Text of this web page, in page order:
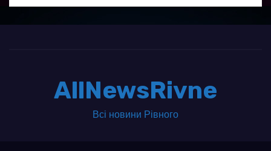
AllNewsRivne
Всі новини Рівного